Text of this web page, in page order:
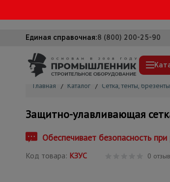
Единая справочная:8 (800) 200-25-90
Вышки-туры
Подмости
Сетка, тенты,
Главная / Каталог / Сетка, тенты, брезенты
Защитно-улавливающая
Обеспечивает безопасность
Код товара: КЗУС 0